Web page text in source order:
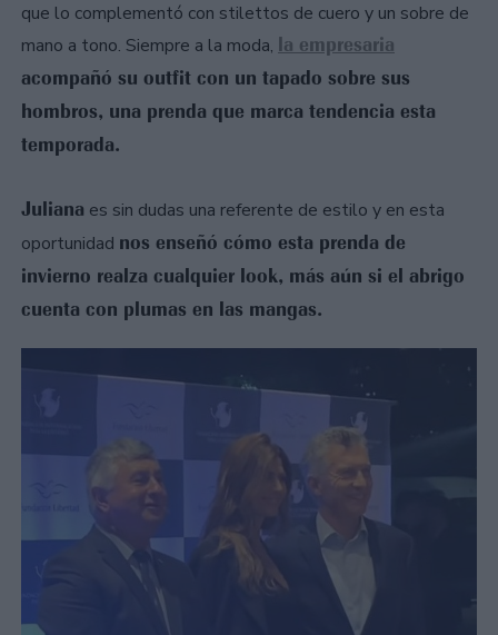
que lo complementó con stilettos de cuero y un sobre de
mano a tono. Siempre a la moda, la empresaria
acompañó su outfit con un tapado sobre sus
hombros, una prenda que marca tendencia esta
temporada.
Juliana es sin dudas una referente de estilo y en esta
oportunidad nos enseñó cómo esta prenda de
invierno realza cualquier look, más aún si el abrigo
cuenta con plumas en las mangas.